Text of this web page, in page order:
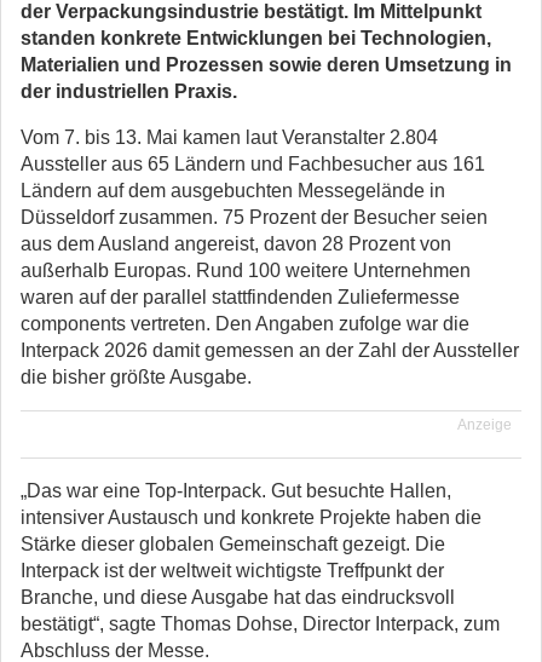
der Verpackungsindustrie bestätigt. Im Mittelpunkt
standen konkrete Entwicklungen bei Technologien,
Materialien und Prozessen sowie deren Umsetzung in
der industriellen Praxis.
Vom 7. bis 13. Mai kamen laut Veranstalter 2.804
Aussteller aus 65 Ländern und Fachbesucher aus 161
Ländern auf dem ausgebuchten Messegelände in
Düsseldorf zusammen. 75 Prozent der Besucher seien
aus dem Ausland angereist, davon 28 Prozent von
außerhalb Europas. Rund 100 weitere Unternehmen
waren auf der parallel stattfindenden Zuliefermesse
components vertreten. Den Angaben zufolge war die
Interpack 2026 damit gemessen an der Zahl der Aussteller
die bisher größte Ausgabe.
Anzeige
„Das war eine Top-Interpack. Gut besuchte Hallen,
intensiver Austausch und konkrete Projekte haben die
Stärke dieser globalen Gemeinschaft gezeigt. Die
Interpack ist der weltweit wichtigste Treffpunkt der
Branche, und diese Ausgabe hat das eindrucksvoll
bestätigt“, sagte Thomas Dohse, Director Interpack, zum
Abschluss der Messe.